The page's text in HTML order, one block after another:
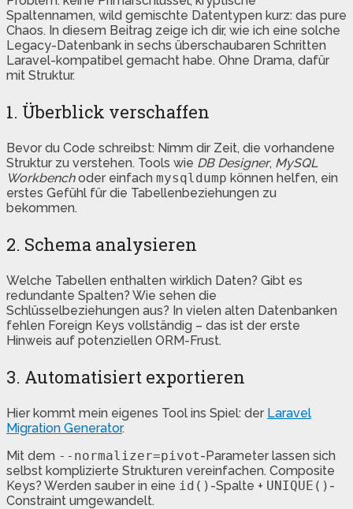
Spaltennamen, wild gemischte Datentypen kurz: das pure
Chaos. In diesem Beitrag zeige ich dir, wie ich eine solche
Legacy-Datenbank in sechs überschaubaren Schritten
Laravel-kompatibel gemacht habe. Ohne Drama, dafür
mit Struktur.
1. Überblick verschaffen
Bevor du Code schreibst: Nimm dir Zeit, die vorhandene
Struktur zu verstehen. Tools wie DB Designer, MySQL
Workbenchoder einfach mysqldump können helfen, ein
erstes Gefühl für die Tabellenbeziehungen zu
bekommen.
2. Schema analysieren
Welche Tabellen enthalten wirklich Daten? Gibt es
redundante Spalten? Wie sehen die
Schlüsselbeziehungen aus? In vielen alten Datenbanken
fehlen Foreign Keys vollständig – das ist der erste
Hinweis auf potenziellen ORM-Frust.
3. Automatisiert exportieren
Hier kommt mein eigenes Tool ins Spiel: der Laravel
Migration Generator.
Mit dem --normalizer=pivot-Parameter lassen sich
selbst komplizierte Strukturen vereinfachen. Composite
Keys? Werden sauber in eine id() -Spalte + UNIQUE() -
Constraint umgewandelt.